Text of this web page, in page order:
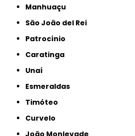
Manhuaçu
São João del Rei
Patrocínio
Caratinga
Unaí
Esmeraldas
Timóteo
Curvelo
João Monlevade